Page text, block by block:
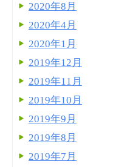
2020年8月
2020年4月
2020年1月
2019年12月
2019年11月
2019年10月
2019年9月
2019年8月
2019年7月